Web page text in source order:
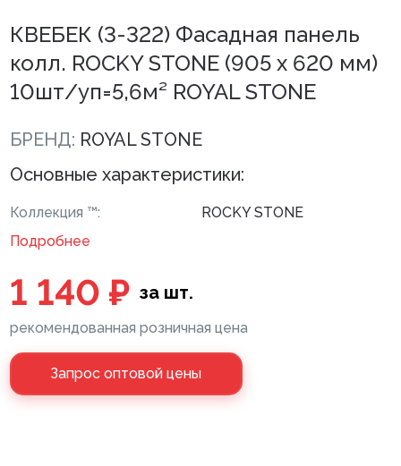
Подоконники с комплектующими
Напольные покрытия ПВХ
Керамическая плитка
Панели МДФ
Сантехника
КВЕБЕК (3-322) Фасадная панель
колл. ROCKY STONE (905 х 620 мм)
10шт/уп=5,6м² ROYAL STONE
БРЕНД: ROYAL STONE
Основные характеристики:
Коллекция ™:
ROCKY STONE
Подробнее
1 140 ₽ за шт.
рекомендованная розничная цена
Запрос оптовой цены